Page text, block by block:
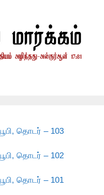
தொடர் – 103
தொடர் – 102
தொடர் – 101